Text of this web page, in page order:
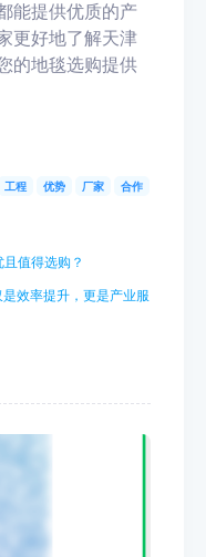
能提供优质的产
更好地了解天津
的地毯选购提供
工程 优势 厂家 合作
值得选购？
效率提升，更是产业服